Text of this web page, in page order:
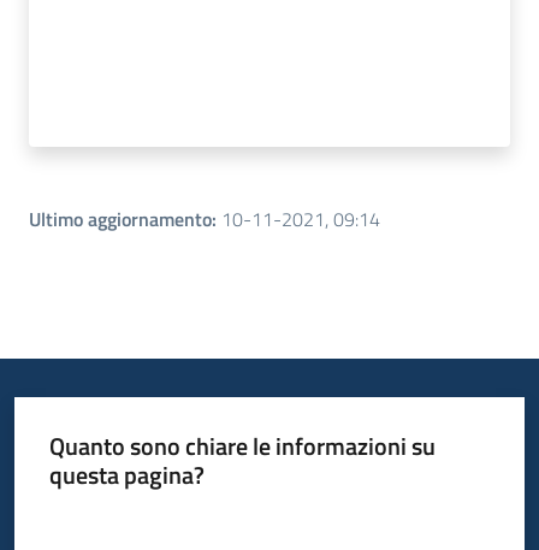
Ultimo aggiornamento: 10-11-2021, 09:14
Quanto sono chiare le informazioni su
questa pagina?